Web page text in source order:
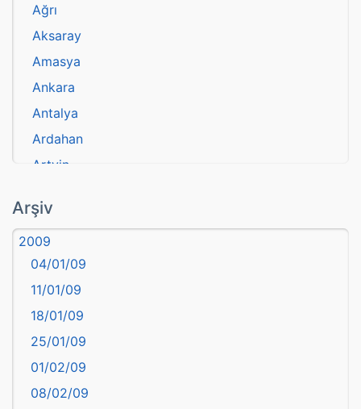
Ağrı
Aksaray
Amasya
Ankara
Antalya
Ardahan
Artvin
Aydın
Balıkesir
Bartın
başkentler
Batman
Bayburt
Bilecik
Bingöl
Arşiv
2009
04/01/09
11/01/09
18/01/09
25/01/09
01/02/09
08/02/09